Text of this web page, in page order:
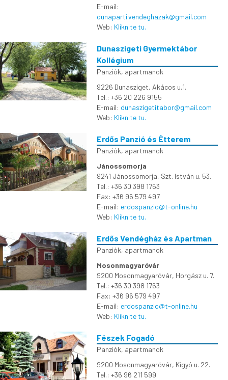
E-mail:
dunaparti.vendeghazak@gmail.com
Web: Kliknite tu.
Dunaszigeti Gyermektábor
Kollégium
Panziók, apartmanok
9226 Dunasziget, Akácos u.1.
Tel.: +36 20 226 9155
E-mail: dunaszigetitabor@gmail.com
Web: Kliknite tu.
Erdős Panzió és Étterem
Panziók, apartmanok
Jánossomorja
9241 Jánossomorja, Szt. István u. 53.
Tel.: +36 30 398 1763
Fax: +36 96 579 497
E-mail: erdospanzio@t-online.hu
Web: Kliknite tu.
Erdős Vendégház és Apartman
Panziók, apartmanok
Mosonmagyaróvár
9200 Mosonmagyaróvár, Horgász u. 7.
Tel.: +36 30 398 1763
Fax: +36 96 579 497
E-mail: erdospanzio@t-online.hu
Web: Kliknite tu.
Fészek Fogadó
Panziók, apartmanok
9200 Mosonmagyaróvár, Kígyó u. 22.
Tel.: +36 96 211 599